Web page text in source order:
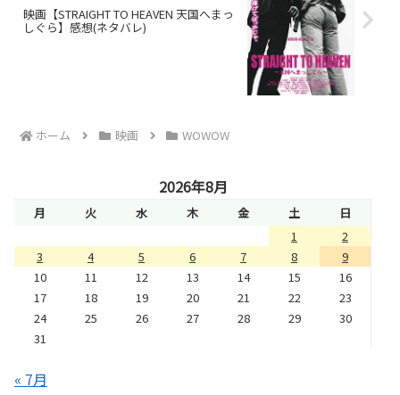
映画【STRAIGHT TO HEAVEN 天国へまっ
しぐら】感想(ネタバレ)
ホーム 映画 WOWOW
2026年8月
月 火 水 木 金 土
日
1
2
3
4 5 6 7 8
9
10
11 12 13 14 15
16
17
18 19 20 21 22
23
24
25 26 27 28 29
30
31
« 7月